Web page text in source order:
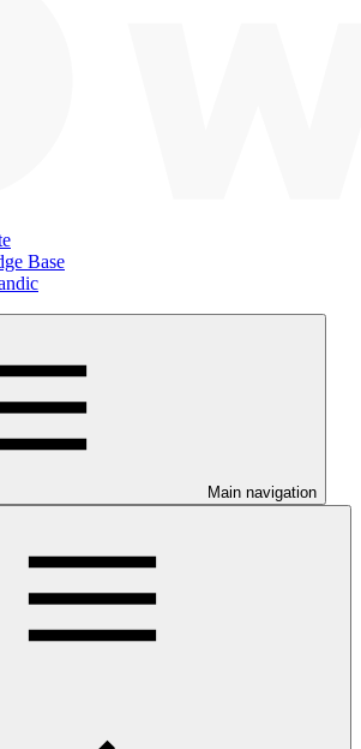
Base
Main navigation